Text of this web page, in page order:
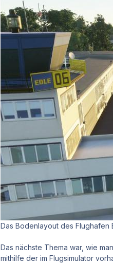
Das Bodenlayout des Flughafen
Das nächste Thema war, wie
mithilfe der im Flugsimulator